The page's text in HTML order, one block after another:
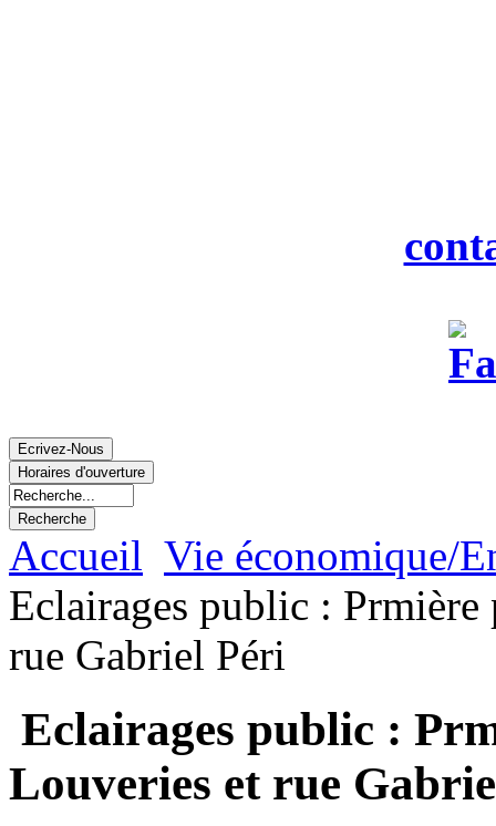
Accueil Vie économique/
Eclairages public :
rue Gabriel Péri
Eclairages public :
Louveries et rue